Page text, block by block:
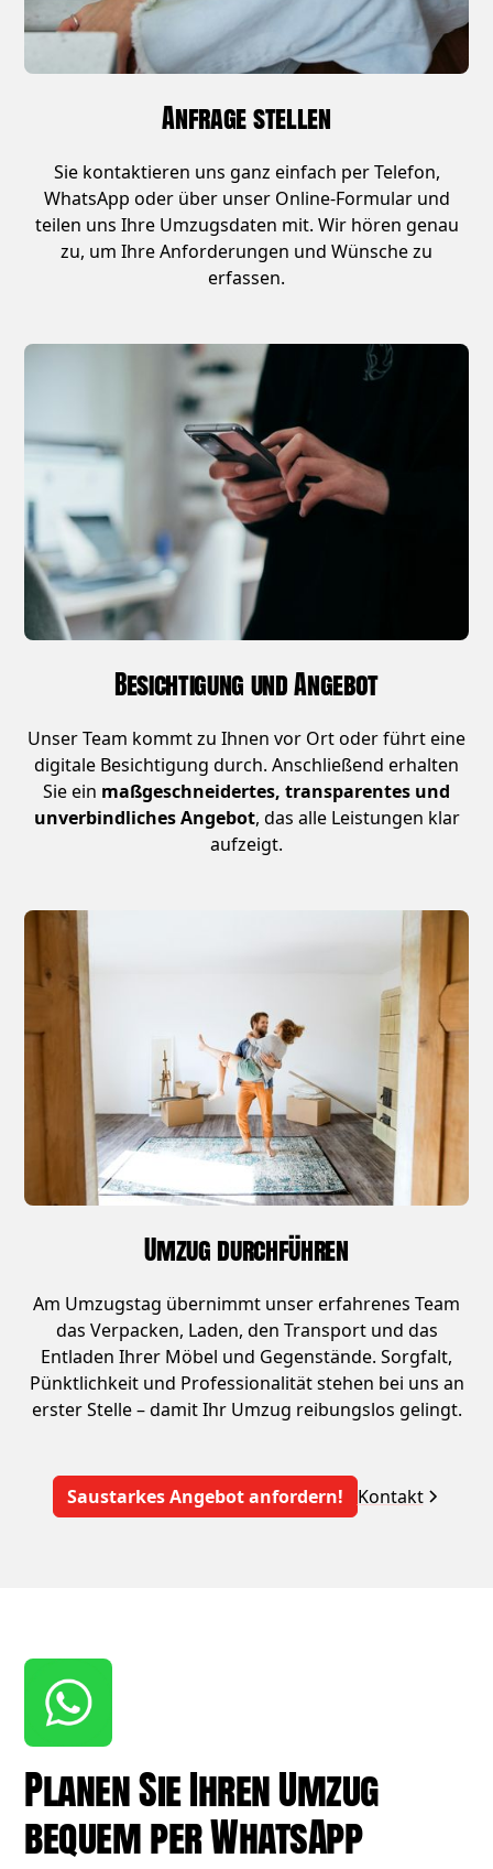
Anfrage stellen
Sie kontaktieren uns ganz einfach per Telefon,
WhatsApp oder über unser Online-Formular und
teilen uns Ihre Umzugsdaten mit. Wir hören genau
zu, um Ihre Anforderungen und Wünsche zu
erfassen.
Besichtigung und Angebot
Unser Team kommt zu Ihnen vor Ort oder führt eine
digitale Besichtigung durch. Anschließend erhalten
Sie ein maßgeschneidertes, transparentes und
unverbindliches Angebot, das alle Leistungen klar
aufzeigt.
Umzug durchführen
Am Umzugstag übernimmt unser erfahrenes Team
das Verpacken, Laden, den Transport und das
Entladen Ihrer Möbel und Gegenstände. Sorgfalt,
Pünktlichkeit und Professionalität stehen bei uns an
erster Stelle – damit Ihr Umzug reibungslos gelingt.
Saustarkes Angebot anfordern! Kontakt
Planen Sie Ihren Umzug
bequem per WhatsApp